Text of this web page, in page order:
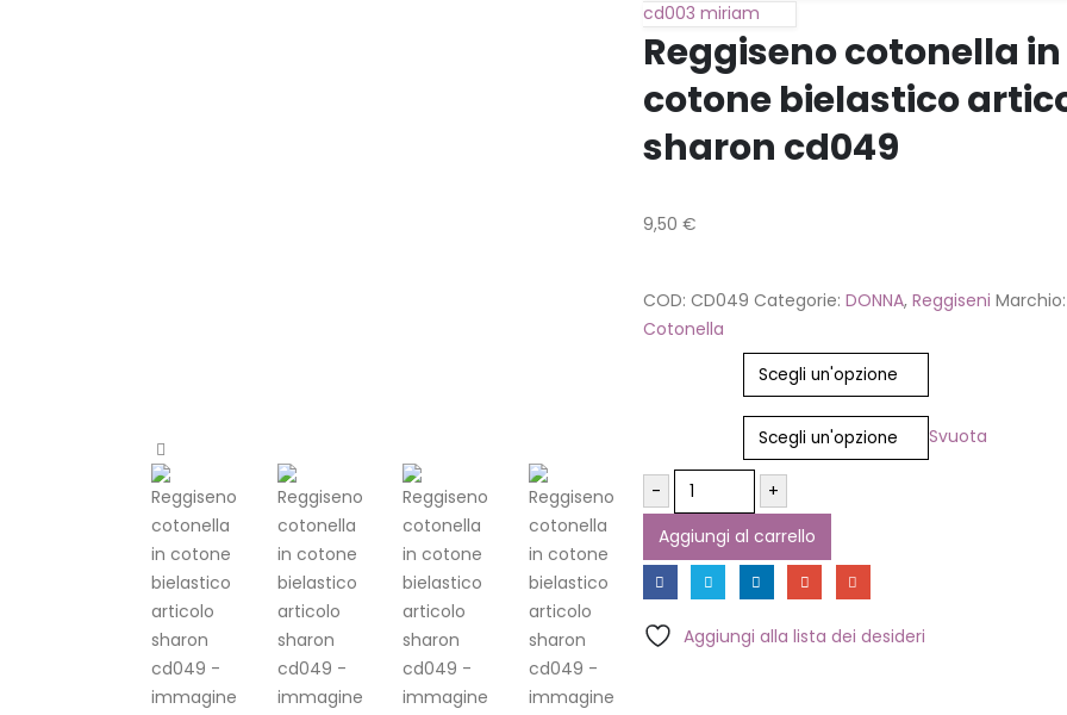
cd003 miriam
Reggiseno cotonella in
cotone bielastico
sharon cd049
9,50 €
COD: CD049 Categorie: DONNA, Reggiseni Marchio:
Cotonella
Svuota
-
+
Aggiungi al carrello
Aggiungi alla lista dei desideri